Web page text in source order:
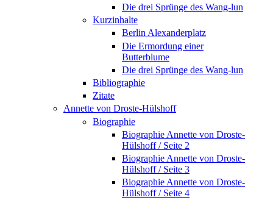
Die drei Sprünge des Wang-lun
Kurzinhalte
Berlin Alexanderplatz
Die Ermordung einer
Butterblume
Die drei Sprünge des Wang-lun
Bibliographie
Zitate
Annette von Droste-Hülshoff
Biographie
Biographie Annette von Droste-
Hülshoff / Seite 2
Biographie Annette von Droste-
Hülshoff / Seite 3
Biographie Annette von Droste-
Hülshoff / Seite 4